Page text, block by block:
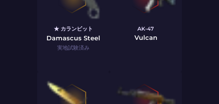
★ カランビット
Damascus Steel
実地試験済み
AK-47
Vulcan